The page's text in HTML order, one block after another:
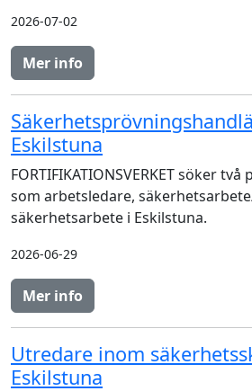
2026-07-02
Mer info
Eskilstuna
FORTIFIKATIONSVERKET söker
som arbetsledare,
säkerhetsarbete i Eskilstuna.
2026-06-29
Mer info
Utredare inom
Eskilstuna